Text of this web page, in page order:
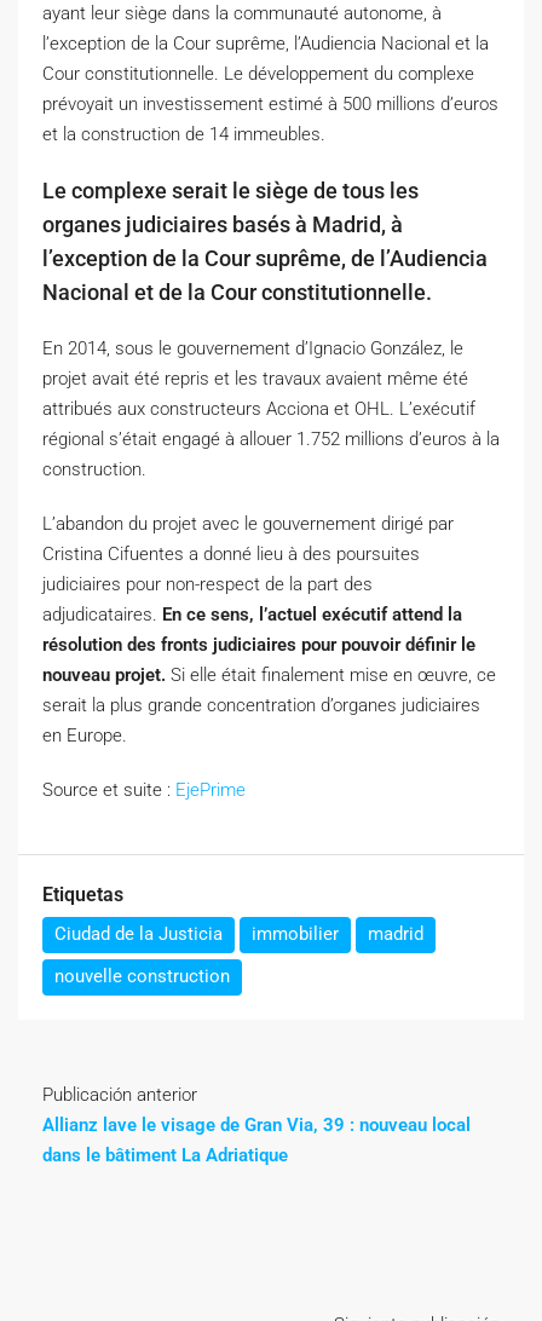
ayant leur siège dans la communauté autonome, à
l’exception de la Cour suprême, l’Audiencia Nacional et la
Cour constitutionnelle. Le développement du complexe
prévoyait un investissement estimé à 500 millions d’euros
et la construction de 14 immeubles.
Le complexe serait le siège de tous les
organes judiciaires basés à Madrid, à
l’exception de la Cour suprême, de l’Audiencia
Nacional et de la Cour constitutionnelle.
En 2014, sous le gouvernement d’Ignacio González, le
projet avait été repris et les travaux avaient même été
attribués aux constructeurs Acciona et OHL. L’exécutif
régional s’était engagé à allouer 1.752 millions d’euros à la
construction.
L’abandon du projet avec le gouvernement dirigé par
Cristina Cifuentes a donné lieu à des poursuites
judiciaires pour non-respect de la part des
adjudicataires. En ce sens, l’actuel exécutif attend la
résolution des fronts judiciaires pour pouvoir définir le
nouveau projet. Si elle était finalement mise en œuvre, ce
serait la plus grande concentration d’organes judiciaires
en Europe.
Source et suite : EjePrime
Etiquetas
Ciudad de la Justicia immobilier
madrid
nouvelle construction
Publicación anterior
Allianz lave le visage de Gran Via, 39 : nouveau local
dans le bâtiment La Adriatique